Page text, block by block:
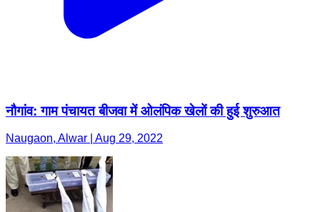
नौगांव: गाम पंचायत बीजवा में ओलंपिक खेलों की हुई शुरुआत
Naugaon, Alwar | Aug 29, 2022